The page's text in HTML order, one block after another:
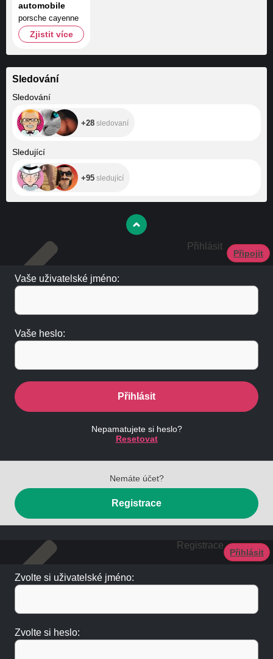
automobile
porsche cayenne
Zjistit více
Sledování
Sledování
+28 sledovaní
Sledující
+95 sledující
Přihlásit
Připojit
Vaše uživatelské jméno:
Vaše heslo:
Přihlásit
Nepamatujete si heslo?
Resetovat
Nemáte účet?
Registrace
Registrace
Přihlásit
Zvolte si uživatelské jméno:
Zvolte si heslo: